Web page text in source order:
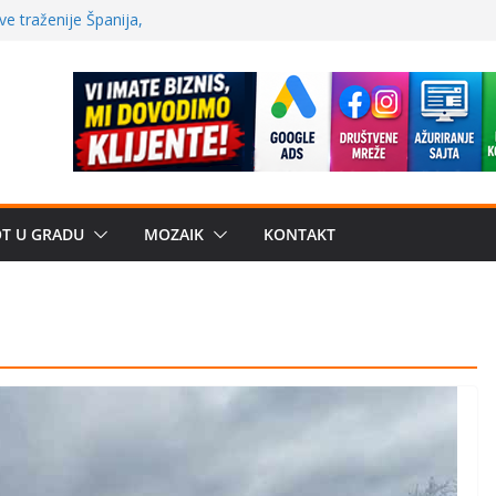
samo branje
Od
projekat: Gde
i sekularne
U GRADU MOZAIK KONTAKT